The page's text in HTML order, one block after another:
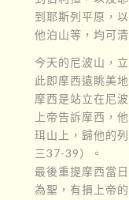
到耶斯列平原，
他泊山等，均可清
今天的尼波山，
此即摩西遠眺美
摩西是站立在尼
上帝告訴摩西，
珥山上，歸他的
三37-39）。
最後重提摩西當
為聖，有損上帝